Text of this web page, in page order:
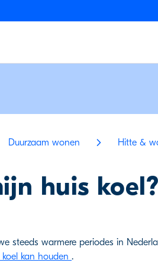
Duurzaam wonen Hitte &
huis koel?
steeds warmere periodes in
kan houden .